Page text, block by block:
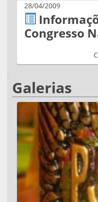
28/04/2009
Congresso
Galerias